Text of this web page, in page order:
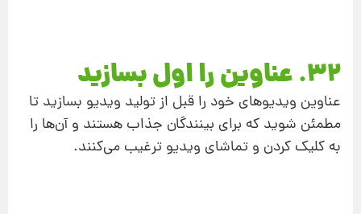
32. عناوین را اول بسازید
عناوین ویدیوهای خود را قبل از تولید ویدیو بسازید تا
مطمئن شوید که برای بینندگان جذاب هستند و آن‌ها را
به کلیک کردن و تماشای ویدیو ترغیب می‌کنند.